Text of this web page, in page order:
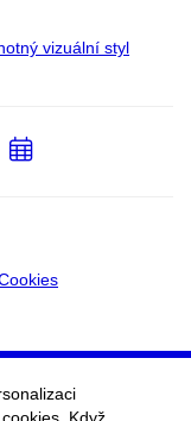
vizuální styl
Přidat